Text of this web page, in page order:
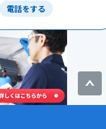
電話をする